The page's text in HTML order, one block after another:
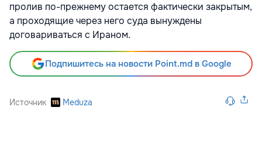
пролив по-прежнему остается фактически закрытым,
а проходящие через него суда вынуждены
договариваться с Ираном.
Подпишитесь на новости Point.md в Google
Источник Meduza